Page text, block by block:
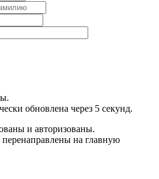
обновлена через 5 секунд.
и авторизованы.
на главную